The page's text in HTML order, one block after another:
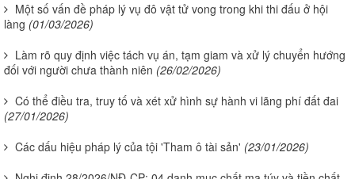
Một số vấn đề pháp lý vụ đô vật tử vong trong khi thi đấu ở hội
làng (01/03/2026)
Làm rõ quy định việc tách vụ án, tạm giam và xử lý chuyển hướng
đối với người chưa thành niên (26/02/2026)
Có thể điều tra, truy tố và xét xử hình sự hành vi lãng phí đất đai
(27/01/2026)
Các dấu hiệu pháp lý của tội 'Tham ô tài sản' (23/01/2026)